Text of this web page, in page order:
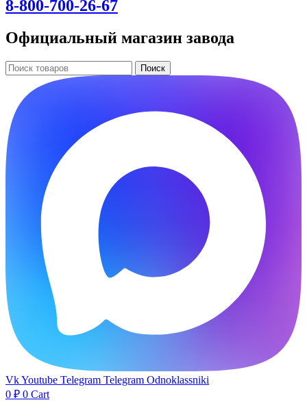
8-800-700-26-67
Официальный магазин завода
Поиск
VkYoutube Telegram Telegram Odnoklassniki
0 ₽ 0 Cart